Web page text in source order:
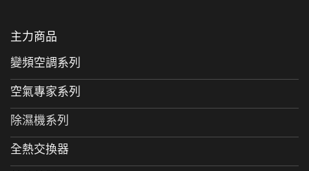
主力商品
變頻空調系列
空氣專家系列
除濕機系列
全熱交換器